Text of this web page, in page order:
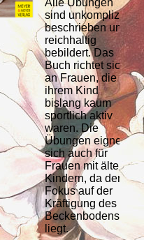
Alle Übungen
sind unkompliziert
beschrieben und
reichhaltig
bebildert. Das
Buch richtet sich
an Frauen, die mit
ihrem Kind
bislang kaum
sportlich aktiv
waren. Die
Übungen eignen
sich auch für
Frauen mit älteren
Kindern, da der
Fokus auf der
Kräftigung des
Beckenbodens
liegt.